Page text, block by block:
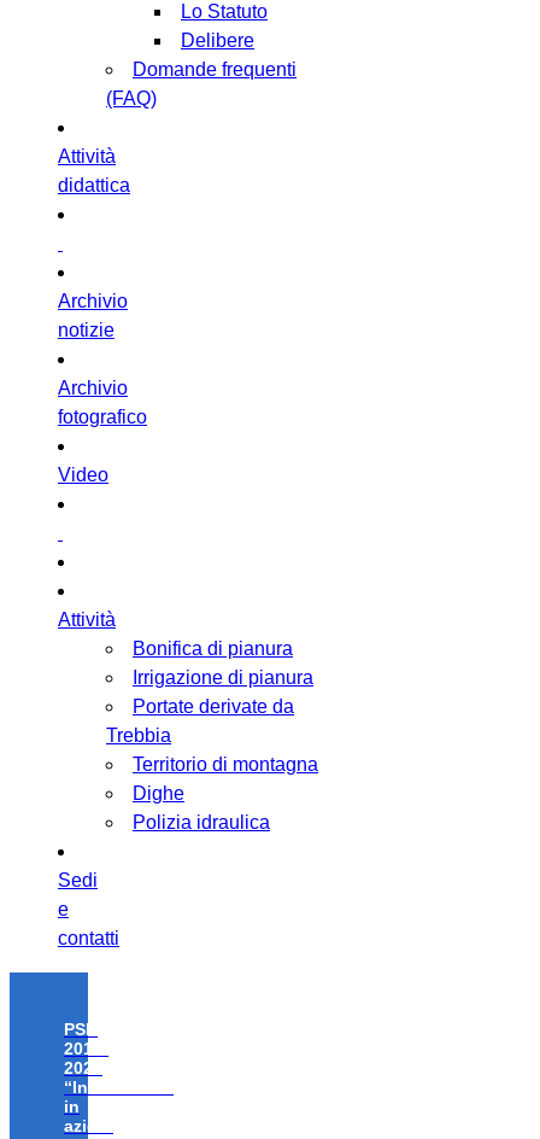
Lo Statuto
Delibere
Domande frequenti
(FAQ)
Attività
didattica
Archivio
notizie
Archivio
fotografico
Video
Attività
Bonifica di pianura
Irrigazione di pianura
Portate derivate da
Trebbia
Territorio di montagna
Dighe
Polizia idraulica
Sedi
e
contatti
PSR
2014-
2020
“Investimenti
in
azioni